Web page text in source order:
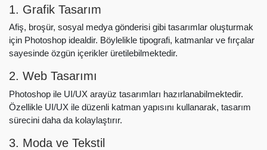
1. Grafik Tasarım
Afiş, broşür, sosyal medya gönderisi gibi tasarımlar oluşturmak
için Photoshop idealdir. Böylelikle tipografi, katmanlar ve fırçalar
sayesinde özgün içerikler üretilebilmektedir.
2. Web Tasarımı
Photoshop ile UI/UX arayüz tasarımları hazırlanabilmektedir.
Özellikle UI/UX ile düzenli katman yapısını kullanarak, tasarım
sürecini daha da kolaylaştırır.
3. Moda ve Tekstil